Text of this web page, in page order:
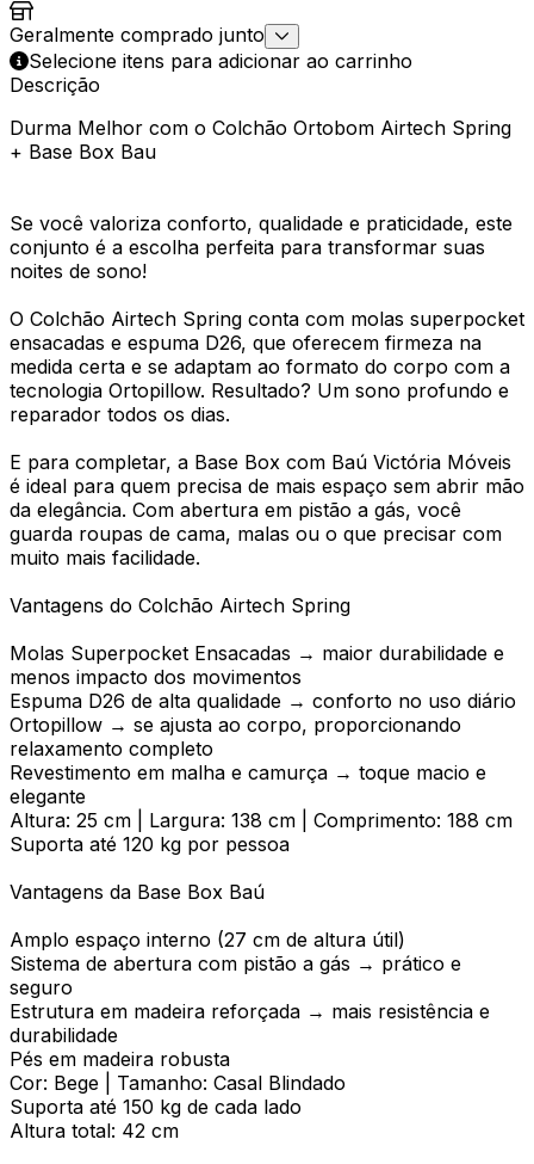
Geralmente comprado junto
Selecione itens para adicionar ao carrinho
Descrição
Durma Melhor com o Colchão Ortobom Airtech Spring
+ Base Box Bau
Se você valoriza conforto, qualidade e praticidade, este
conjunto é a escolha perfeita para transformar suas
noites de sono!
O Colchão Airtech Spring conta com molas superpocket
ensacadas e espuma D26, que oferecem firmeza na
medida certa e se adaptam ao formato do corpo com a
tecnologia Ortopillow. Resultado? Um sono profundo e
reparador todos os dias.
E para completar, a Base Box com Baú Victória Móveis
é ideal para quem precisa de mais espaço sem abrir mão
da elegância. Com abertura em pistão a gás, você
guarda roupas de cama, malas ou o que precisar com
muito mais facilidade.
Vantagens do Colchão Airtech Spring
Molas Superpocket Ensacadas → maior durabilidade e
menos impacto dos movimentos
Espuma D26 de alta qualidade → conforto no uso diário
Ortopillow → se ajusta ao corpo, proporcionando
relaxamento completo
Revestimento em malha e camurça → toque macio e
elegante
Altura: 25 cm | Largura: 138 cm | Comprimento: 188 cm
Suporta até 120 kg por pessoa
Vantagens da Base Box Baú
Amplo espaço interno (27 cm de altura útil)
Sistema de abertura com pistão a gás → prático e
seguro
Estrutura em madeira reforçada → mais resistência e
durabilidade
Pés em madeira robusta
Cor: Bege | Tamanho: Casal Blindado
Suporta até 150 kg de cada lado
Altura total: 42 cm